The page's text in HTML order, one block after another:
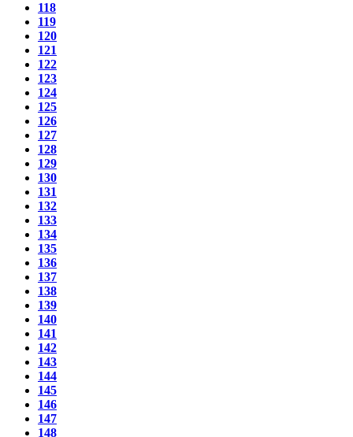
118
119
120
121
122
123
124
125
126
127
128
129
130
131
132
133
134
135
136
137
138
139
140
141
142
143
144
145
146
147
148